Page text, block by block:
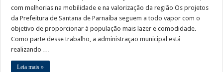
com melhorias na mobilidade e na valorização da região Os projetos
da Prefeitura de Santana de Parnaíba seguem a todo vapor com o
objetivo de proporcionar à população mais lazer e comodidade.
Como parte desse trabalho, a administração municipal está
realizando …
Leia mais »